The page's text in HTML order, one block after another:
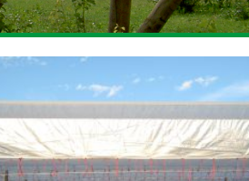
HAGELSCHUTZ GEWERBE UND INDUSTRIE
Hagelschutzsysteme für
Autoabstellflächen